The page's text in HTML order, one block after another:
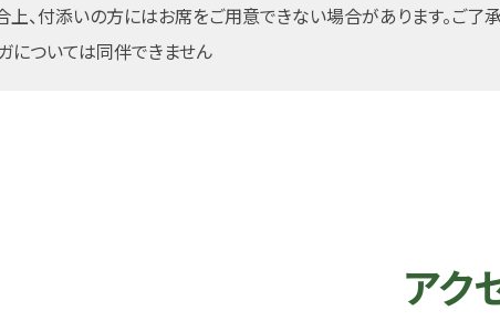
上、付添いの方にはお席をご用意できない場合があります。ご了承
については同伴できません
アク